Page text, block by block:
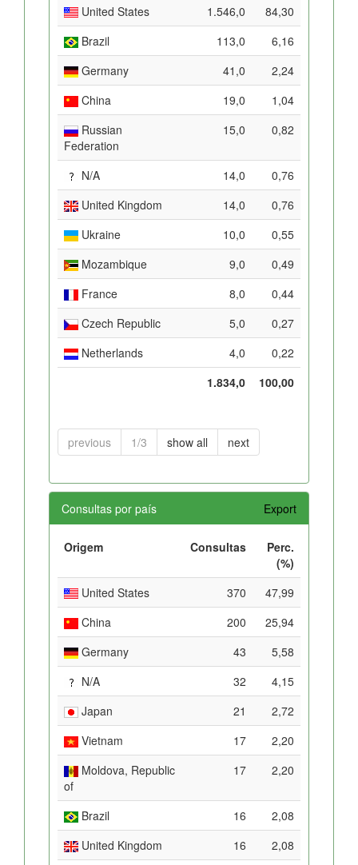
United States 1.546,0
84,30
Brazil
113,0
6,16
Germany
41,0
2,24
China
19,0
1,04
Russian
Federation
15,0 0,82
N/A 14,0
0,76
United Kingdom
14,0
0,76
Ukraine
10,0
0,55
Mozambique
9,0
0,49
France
8,0
0,44
Czech Republic
5,0
0,27
Netherlands
4,0
0,22
1.834,0
100,00
previous 1/3 show all next
Consultas por país Export
Origem Consultas
Perc.
(%)
United States
370
47,99
China
200
25,94
Germany
43
5,58
N/A
32
4,15
Japan
21
2,72
Vietnam
17
2,20
Moldova, Republic
of
17 2,20
Brazil 16
2,08
United Kingdom
16
2,08